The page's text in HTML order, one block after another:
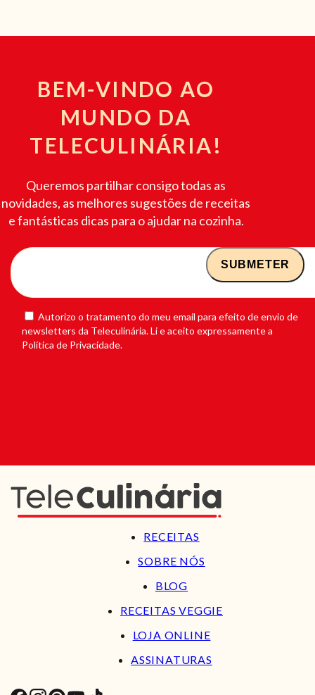
BEM-VINDO AO
MUNDO DA
TELECULINÁRIA!
Queremos partilhar consigo todas as
novidades, as melhores sugestões de receitas
e fantásticas dicas para o ajudar na cozinha.
Autorizo o tratamento do meu email para efeito de envio de
newsletters da Teleculinária. Li e aceito expressamente a
Política de Privacidade.
RECEITAS
SOBRE NÓS
BLOG
RECEITAS VEGGIE
LOJA ONLINE
ASSINATURAS